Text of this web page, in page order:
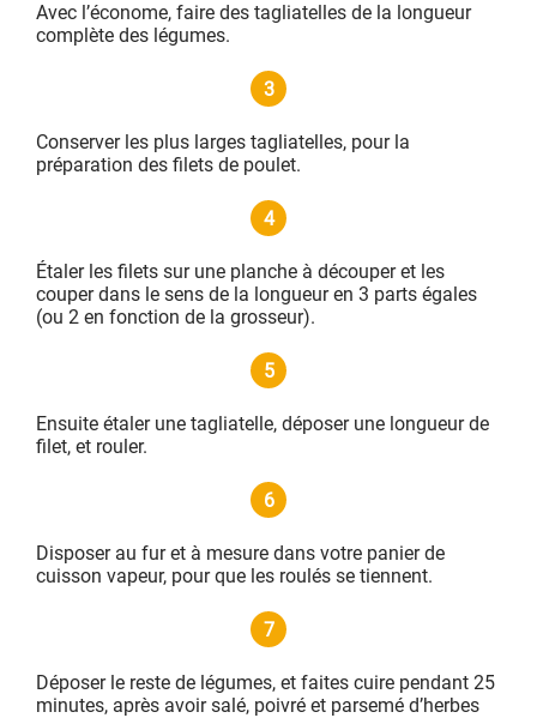
Avec l’économe, faire des tagliatelles de la longueur
complète des légumes.
3
Conserver les plus larges tagliatelles, pour la
préparation des filets de poulet.
4
Étaler les filets sur une planche à découper et les
couper dans le sens de la longueur en 3 parts égales
(ou 2 en fonction de la grosseur).
5
Ensuite étaler une tagliatelle, déposer une longueur de
filet, et rouler.
6
Disposer au fur et à mesure dans votre panier de
cuisson vapeur, pour que les roulés se tiennent.
7
Déposer le reste de légumes, et faites cuire pendant 25
minutes, après avoir salé, poivré et parsemé d’herbes